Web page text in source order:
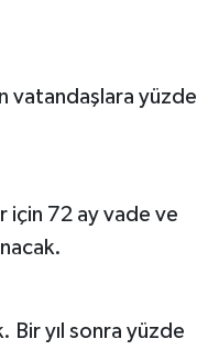
vatandaşlara yüzde
için 72 ay vade ve
Bir yıl sonra yüzde